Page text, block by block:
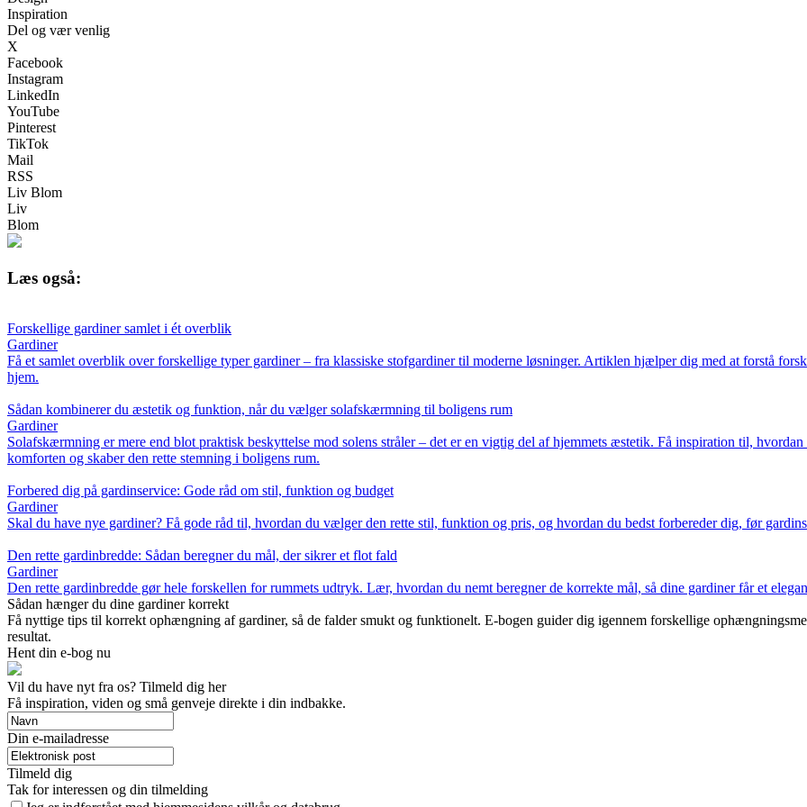
Inspiration
Del og vær venlig
X
Facebook
Instagram
LinkedIn
YouTube
Pinterest
TikTok
Mail
RSS
Liv Blom
Liv
Blom
Læs også:
Forskellige gardiner samlet i ét overblik
Gardiner
Få et samlet overblik over forskellige typer gardiner – fra klassiske stofgardiner til moderne løsninger. Artiklen hjælper dig med at forstå
hjem.
Sådan kombinerer du æstetik og funktion, når du vælger solafskærmning til boligens rum
Gardiner
Solafskærmning er mere end blot praktisk beskyttelse mod solens stråler – det er en vigtig del af hjemmets æstetik. Få inspiration til,
komforten og skaber den rette stemning i boligens rum.
Forbered dig på gardinservice: Gode råd om stil, funktion og budget
Gardiner
Skal du have nye gardiner? Få gode råd til, hvordan du vælger den rette stil, funktion og pris, og hvordan du bedst forbereder dig, før
Den rette gardinbredde: Sådan beregner du mål, der sikrer et flot fald
Gardiner
Den rette gardinbredde gør hele forskellen for rummets udtryk. Lær, hvordan du nemt beregner de korrekte mål, så dine gardiner får et
Sådan hænger du dine gardiner korrekt
Få nyttige tips til korrekt ophængning af gardiner, så de falder smukt og funktionelt. E-bogen guider dig igennem forskellige
resultat.
Hent din e-bog nu
Vil du have nyt fra os? Tilmeld dig her
Få inspiration, viden og små genveje direkte i din indbakke.
Din e-mailadresse
Tilmeld dig
Tak for interessen og din tilmelding